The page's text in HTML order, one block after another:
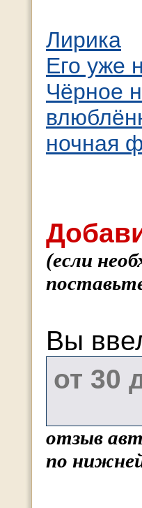
Лирика
Его уже
Чёрное
ночная
(если
Вы
отзыв
по